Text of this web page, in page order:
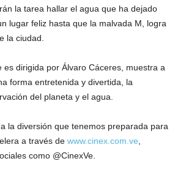
la tarea hallar el agua que ha dejado
lugar feliz hasta que la malvada M, logra
la ciudad.
es dirigida por Álvaro Cáceres, muestra a
forma entretenida y divertida, la
del planeta y el agua.
la diversión que tenemos preparada para
a través de www.cinex.com.ve,
como @CinexVe.